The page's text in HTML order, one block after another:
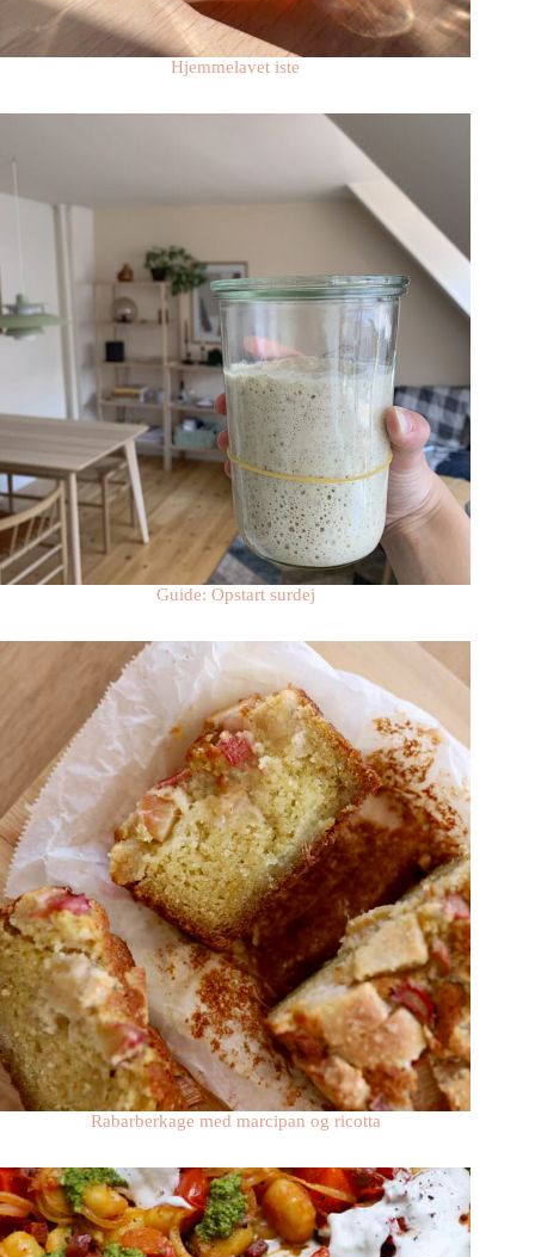
Hjemmelavet iste
Guide: Opstart surdej
Rabarberkage med marcipan og ricotta